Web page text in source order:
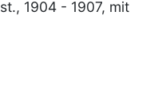
1904 - 1907, mit